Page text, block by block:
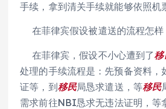
手续，拿到清关手续就能够依照机
在菲律宾假设被遣送的流程怎样
在菲律宾，假设不小心遭到了
处理的手续流程是：先预备资料，
证等，到移民局恳求遣送，等移民
需求前往NBI恳求无违法证明，等